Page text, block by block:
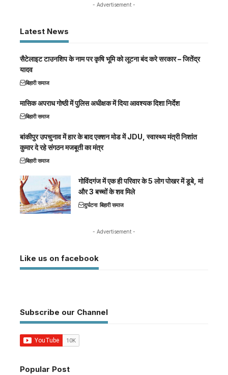
- Advertisement -
Latest News
सैटेलाइट टाउनशिप के नाम पर कृषि भूमि को लूटना बंद करे सरकार – जितेंद्र
यादव
बिहारी समाज
मासिक अपराध गोष्ठी में पुलिस अधीक्षक में दिया आवश्यक दिशा निर्देश
बिहारी समाज
बांकीपुर उपचुनाव में हार के बाद एक्शन मोड में JDU, स्वास्थ्य मंत्री निशांत
कुमार दे रहे संगठन मजबूती का मंत्र
बिहारी समाज
गोविंदगंज में एक ही परिवार के 5 लोग पोखर में डूबे, मां
और 3 बच्चों के शव मिले
दुर्घटना बिहारी समाज
- Advertisement -
Like us on facebook
Subscribe our Channel
Popular Post